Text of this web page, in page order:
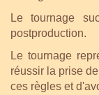
Le tournage
postproduction.
Le tournage
réussir la prise
ces règles et